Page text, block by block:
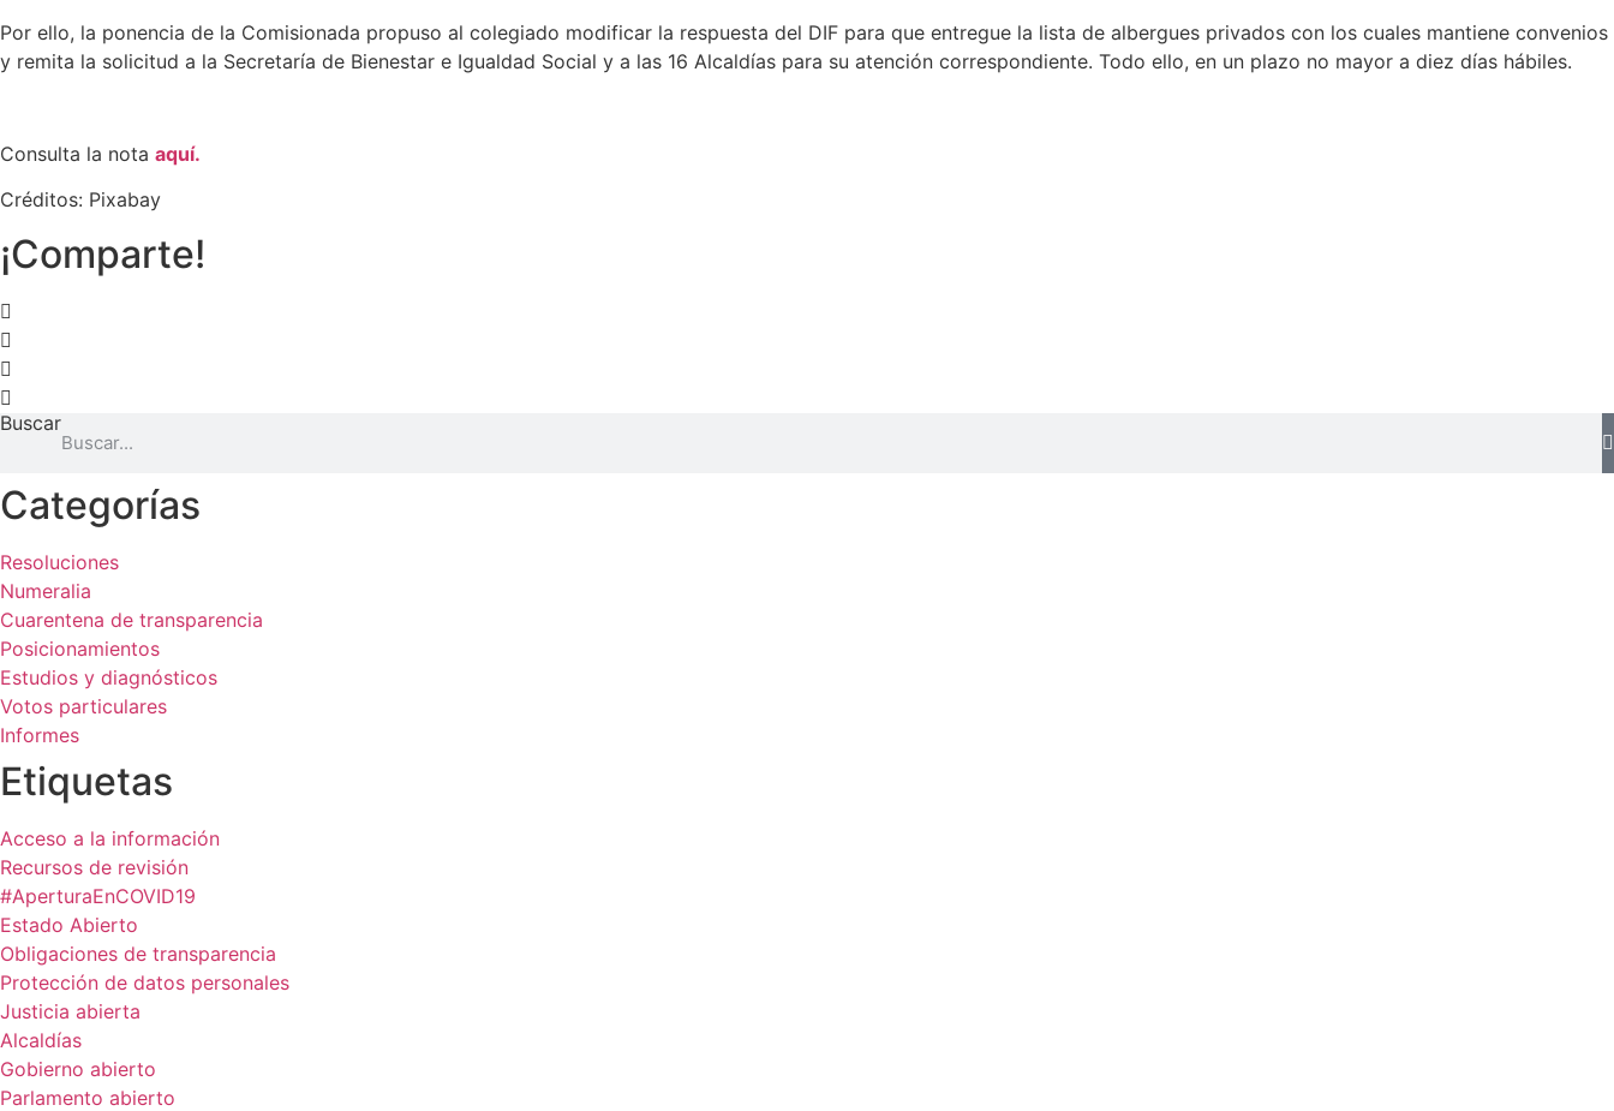
Por ello, la ponencia de la Comisionada propuso al colegiado modificar la respuesta del DIF para que entregue la lista de albergues privados con los cuales mantiene convenios
y remita la solicitud a la Secretaría de Bienestar e Igualdad Social y a las 16 Alcaldías para su atención correspondiente. Todo ello, en un plazo no mayor a diez días hábiles.
Consulta la nota aquí.
Créditos: Pixabay
¡Comparte!
Buscar
Categorías
Resoluciones
Numeralia
Cuarentena de transparencia
Posicionamientos
Estudios y diagnósticos
Votos particulares
Informes
Etiquetas
Acceso a la información
Recursos de revisión
#AperturaEnCOVID19
Estado Abierto
Obligaciones de transparencia
Protección de datos personales
Justicia abierta
Alcaldías
Gobierno abierto
Parlamento abierto